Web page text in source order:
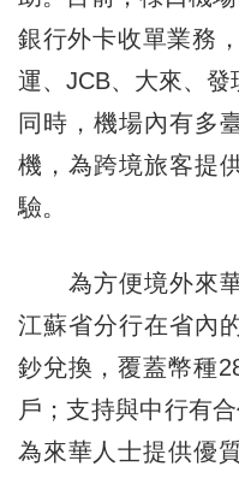
銀行外卡收單業務
運、JCB、大來、發
同時，機場內有多
機，為跨境旅客提
驗。
為方便境外來華
江蘇省分行在省內
鈔兌換，覆蓋幣種
戶；支持與中行有
為來華人士提供優